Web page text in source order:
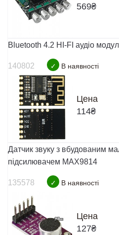
569₴
Bluetooth 4.2 HI-FI аудіо
140802 ✓ В наявності
Цена
114₴
Датчик звуку з вбудованим
підсилювачем MAX9814
135578 ✓ В наявності
Цена
127₴